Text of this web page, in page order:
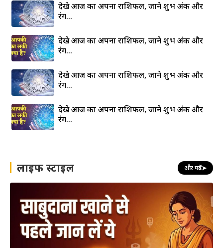
देखे आज का अपना राशिफल, जाने शुभ अंक और
रंग…
देखे आज का अपना राशिफल, जाने शुभ अंक और
रंग…
देखे आज का अपना राशिफल, जाने शुभ अंक और
रंग…
देखे आज का अपना राशिफल, जाने शुभ अंक और
रंग…
लाइफ स्टाइल और पढ़ें➤